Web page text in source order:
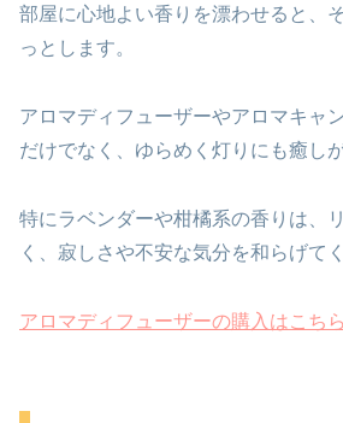
部屋に心地よい香りを漂わせると、
っとします。
アロマディフューザーやアロマキャ
だけでなく、ゆらめく灯りにも癒し
特にラベンダーや柑橘系の香りは、
く、寂しさや不安な気分を和らげて
アロマディフューザーの購入はこち